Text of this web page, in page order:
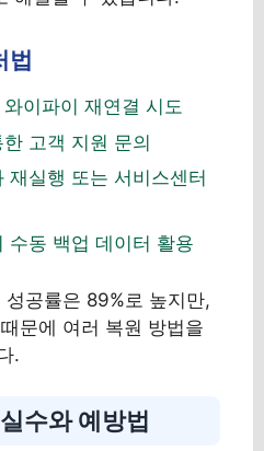
법
이파이 재연결 시도
고객 지원 문의
재실행 또는 서비스센터
수동 백업 데이터 활용
공률은 89%로 높지만,
문에 여러 복원 방법을
.
수와 예방법